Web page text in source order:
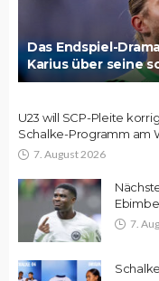
Das Endspiel-
Karius über seine
U23 will SCP-Pleite
Schalke-Programm am
7. August 2026
Ebimbe
7.